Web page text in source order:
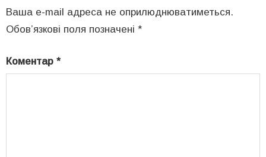
Ваша e-mail адреса не оприлюднюватиметься.
Обов’язкові поля позначені *
Коментар *